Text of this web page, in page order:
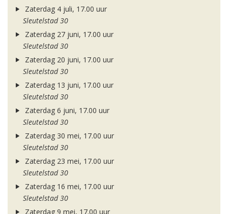
Zaterdag 4 juli, 17.00 uur
Sleutelstad 30
Zaterdag 27 juni, 17.00 uur
Sleutelstad 30
Zaterdag 20 juni, 17.00 uur
Sleutelstad 30
Zaterdag 13 juni, 17.00 uur
Sleutelstad 30
Zaterdag 6 juni, 17.00 uur
Sleutelstad 30
Zaterdag 30 mei, 17.00 uur
Sleutelstad 30
Zaterdag 23 mei, 17.00 uur
Sleutelstad 30
Zaterdag 16 mei, 17.00 uur
Sleutelstad 30
Zaterdag 9 mei, 17.00 uur